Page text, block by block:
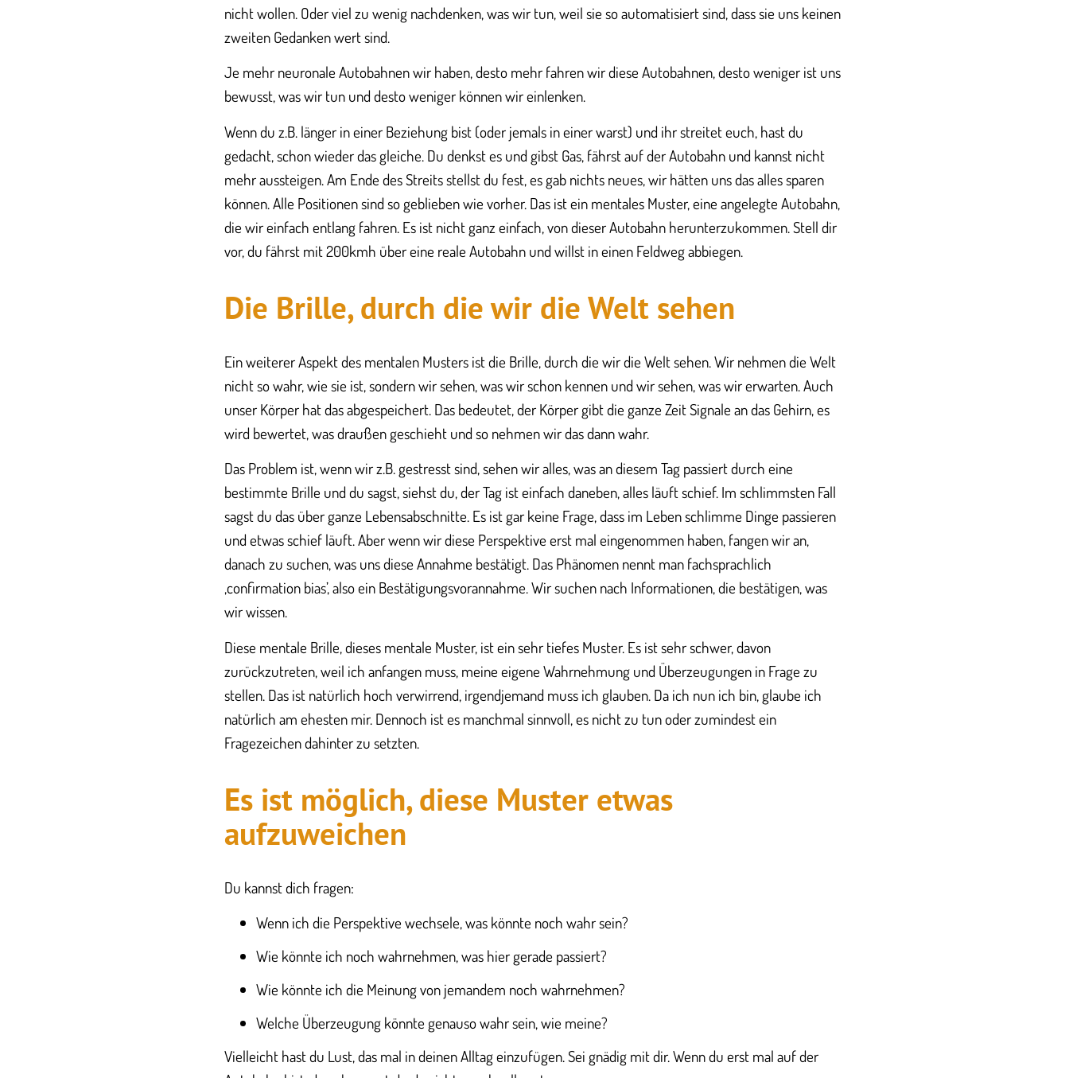
nicht wollen. Oder viel zu wenig nachdenken, was wir tun, weil sie so automatisiert sind, dass sie uns keinen
zweiten Gedanken wert sind.
Je mehr neuronale Autobahnen wir haben, desto mehr fahren wir diese Autobahnen, desto weniger ist uns
bewusst, was wir tun und desto weniger können wir einlenken.
Wenn du z.B. länger in einer Beziehung bist (oder jemals in einer warst) und ihr streitet euch, hast du
gedacht, schon wieder das gleiche. Du denkst es und gibst Gas, fährst auf der Autobahn und kannst nicht
mehr aussteigen. Am Ende des Streits stellst du fest, es gab nichts neues, wir hätten uns das alles sparen
können. Alle Positionen sind so geblieben wie vorher. Das ist ein mentales Muster, eine angelegte Autobahn,
die wir einfach entlang fahren. Es ist nicht ganz einfach, von dieser Autobahn herunterzukommen. Stell dir
vor, du fährst mit 200kmh über eine reale Autobahn und willst in einen Feldweg abbiegen.
Die Brille, durch die wir die Welt sehen
Ein weiterer Aspekt des mentalen Musters ist die Brille, durch die wir die Welt sehen. Wir nehmen die Welt
nicht so wahr, wie sie ist, sondern wir sehen, was wir schon kennen und wir sehen, was wir erwarten. Auch
unser Körper hat das abgespeichert. Das bedeutet, der Körper gibt die ganze Zeit Signale an das Gehirn, es
wird bewertet, was draußen geschieht und so nehmen wir das dann wahr.
Das Problem ist, wenn wir z.B. gestresst sind, sehen wir alles, was an diesem Tag passiert durch eine
bestimmte Brille und du sagst, siehst du, der Tag ist einfach daneben, alles läuft schief. Im schlimmsten Fall
sagst du das über ganze Lebensabschnitte. Es ist gar keine Frage, dass im Leben schlimme Dinge passieren
und etwas schief läuft. Aber wenn wir diese Perspektive erst mal eingenommen haben, fangen wir an,
danach zu suchen, was uns diese Annahme bestätigt. Das Phänomen nennt man fachsprachlich
‚confirmation bias’, also ein Bestätigungsvorannahme. Wir suchen nach Informationen, die bestätigen, was
wir wissen.
Diese mentale Brille, dieses mentale Muster, ist ein sehr tiefes Muster. Es ist sehr schwer, davon
zurückzutreten, weil ich anfangen muss, meine eigene Wahrnehmung und Überzeugungen in Frage zu
stellen. Das ist natürlich hoch verwirrend, irgendjemand muss ich glauben. Da ich nun ich bin, glaube ich
natürlich am ehesten mir. Dennoch ist es manchmal sinnvoll, es nicht zu tun oder zumindest ein
Fragezeichen dahinter zu setzten.
Es ist möglich, diese Muster etwas
aufzuweichen
Du kannst dich fragen:
Wenn ich die Perspektive wechsele, was könnte noch wahr sein?
Wie könnte ich noch wahrnehmen, was hier gerade passiert?
Wie könnte ich die Meinung von jemandem noch wahrnehmen?
Welche Überzeugung könnte genauso wahr sein, wie meine?
Vielleicht hast du Lust, das mal in deinen Alltag einzufügen. Sei gnädig mit dir. Wenn du erst mal auf der